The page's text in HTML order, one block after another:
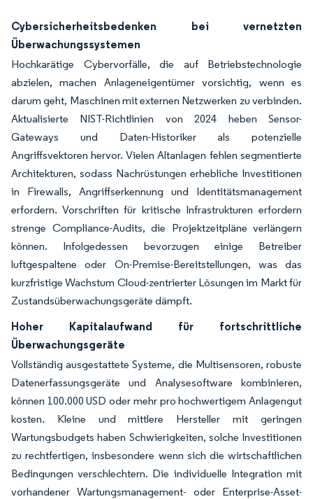
Cybersicherheitsbedenken bei vernetzten
Überwachungssystemen
Hochkarätige Cybervorfälle, die auf Betriebstechnologie
abzielen, machen Anlageneigentümer vorsichtig, wenn es
darum geht, Maschinen mit externen Netzwerken zu verbinden.
Aktualisierte NIST-Richtlinien von 2024 heben Sensor-
Gateways und Daten-Historiker als potenzielle
Angriffsvektoren hervor. Vielen Altanlagen fehlen segmentierte
Architekturen, sodass Nachrüstungen erhebliche Investitionen
in Firewalls, Angriffserkennung und Identitätsmanagement
erfordern. Vorschriften für kritische Infrastrukturen erfordern
strenge Compliance-Audits, die Projektzeitpläne verlängern
können. Infolgedessen bevorzugen einige Betreiber
luftgespaltene oder On-Premise-Bereitstellungen, was das
kurzfristige Wachstum Cloud-zentrierter Lösungen im Markt für
Zustandsüberwachungsgeräte dämpft.
Hoher Kapitalaufwand für fortschrittliche
Überwachungsgeräte
Vollständig ausgestattete Systeme, die Multisensoren, robuste
Datenerfassungsgeräte und Analysesoftware kombinieren,
können 100.000 USD oder mehr pro hochwertigem Anlagengut
kosten. Kleine und mittlere Hersteller mit geringen
Wartungsbudgets haben Schwierigkeiten, solche Investitionen
zu rechtfertigen, insbesondere wenn sich die wirtschaftlichen
Bedingungen verschlechtern. Die individuelle Integration mit
vorhandener Wartungsmanagement- oder Enterprise-Asset-